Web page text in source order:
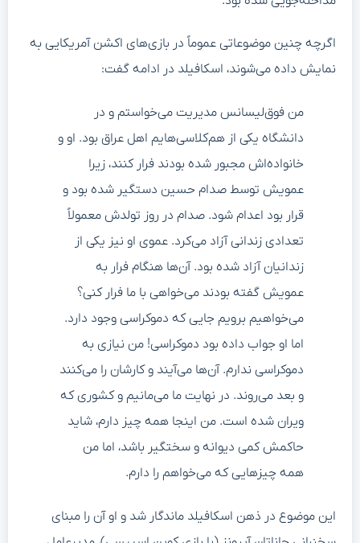
اگرچه چنین موضوعاتی عموماً در بازی‌های اکشن آمریکایی به
نمایش داده می‌شوند، اسکافیلد در ادامه گفت:
من فوق‌لیسانس مدیریت می‌خواستم و در
دانشگاه یکی از هم‌کلاسی‌هایم اهل عراق بود. او و
خانواده‌اش مجبور شده بودند فرار کنند، زیرا
عمویش توسط صدام حسین دستگیر شده بود و
قرار بود اعدام شود. صدام در روز تولدش معمولاً
تعدادی زندانی آزاد می‌کرد. عموی او نیز یکی از
زندانیان آزاد شده بود. آن‌ها هنگام فرار به
عمویش گفته بودند می‌خواهی با ما فرار کنی؟
می‌خواهیم برویم جایی که دموکراسی وجود دارد.
اما او جواب داده بود دموکراسی! من نیازی به
دموکراسی ندارم. آن‌ها می‌آیند و کارشان را می‌کنند
و بعد می‌روند. در نهایت ما می‌مانیم و کشوری که
ویران شده است. من اینجا همه چیز دارم، شاید
حاکمش کمی دیوانه و سختگیر باشد، اما من
همه چیزهایی که می‌خواهم را دارم.
این موضوع در ذهن اسکافیلد ماندگار شد و او آن را مبنای